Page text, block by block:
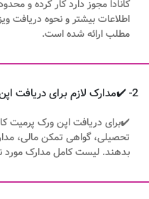
کانادا مجوز دارد کار کرده و
مطلب ارائه شده است.
2- ✔️مدارک لازم برای دریافت اپن ورک پرمیت کانادا چیست؟
✔️برای دریافت اپن ورک پرمیت
تحصیلی، گواهی تمکن مالی،
بدهند. لیست کامل مدارک مورد